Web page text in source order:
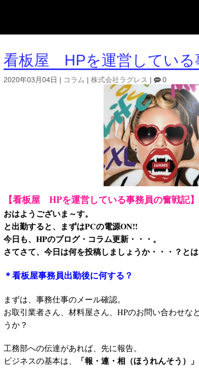
看板屋 HPを運営している
2020年03月04日 コラム 株式会社ラグレス 0
【看板屋 HPを運営している事務員の奮戦記】
おはようございま～す。
と出勤すると、まずはPCの電源ON!!
今日も、HPのブログ・コラム更新・・・。
さてさて、今日は何を投稿しましょうか・・・？と
＊看板屋事務員出勤後に何する？
まずは、事務仕事のメール確認。
お取引業者さん、材料屋さん、HPのお問い合わせな
うか？
工務部への伝達があれば、先に報告。
ビジネスの基本は、
「報・連・相（ほうれんそう）